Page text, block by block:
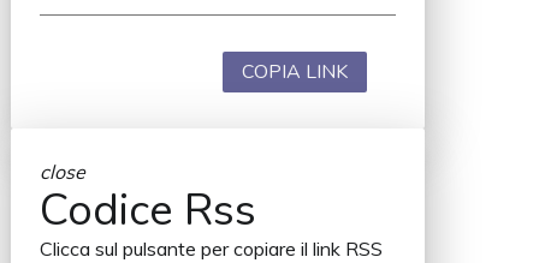
COPIA LINK
close
Codice Rss
Clicca sul pulsante per copiare il link RSS